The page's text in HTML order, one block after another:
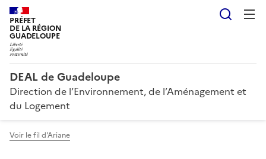
PRÉFET
DE LA RÉGION
GUADELOUPE
DEAL de Guadeloupe
Direction de l’Environnement, de l’Aménagement et
du Logement
Voir le fil d'Ariane